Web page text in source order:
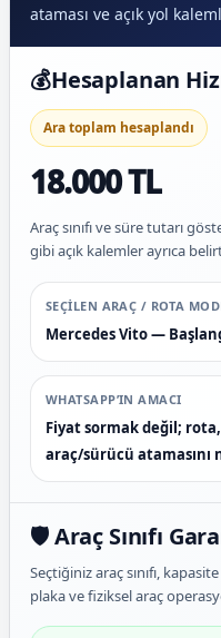
ataması ve açık yol
💰Hesaplanan
Ara toplam hesaplandı
18.000 TL
Araç sınıfı ve süre tutarı
gibi açık kalemler ayrıca
SEÇILEN ARAÇ / ROTA
Mercedes Vito —
WHATSAPP’IN AMACI
Fiyat sormak değil; rota,
araç/sürücü
🛡️ Araç Sınıfı
Seçtiğiniz araç sınıfı,
plaka ve fiziksel araç